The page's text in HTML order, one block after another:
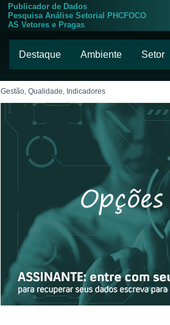
Publicador de Dados
Pesquisa Análise Setorial PHCFOCO
AS Vetores e Pragas
Destaque Ambiente Setor
Gestão, Qualidade, Indicadores